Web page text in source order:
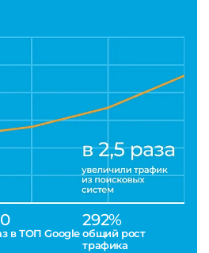
в ТОП Google
292%
общий рост
трафика